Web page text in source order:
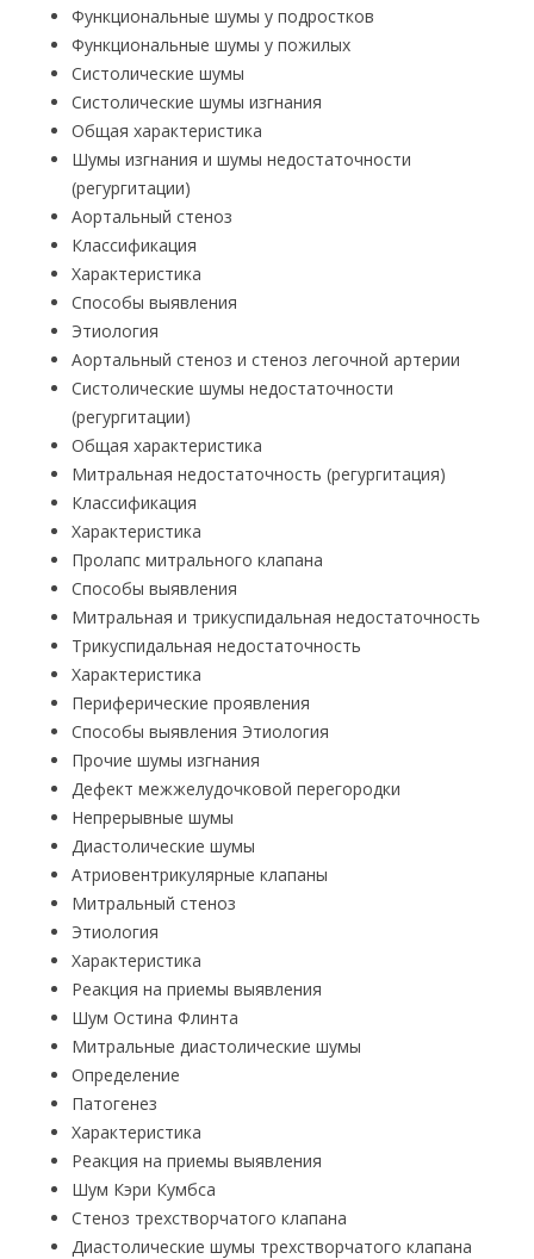
Функциональные шумы у подростков
Функциональные шумы у пожилых
Систолические шумы
Систолические шумы изгнания
Общая характеристика
Шумы изгнания и шумы недостаточности
(регургитации)
Аортальный стеноз
Классификация
Характеристика
Способы выявления
Этиология
Аортальный стеноз и стеноз легочной артерии
Систолические шумы недостаточности
(регургитации)
Общая характеристика
Митральная недостаточность (регургитация)
Классификация
Характеристика
Пролапс митрального клапана
Способы выявления
Митральная и трикуспидальная недостаточность
Трикуспидальная недостаточность
Характеристика
Периферические проявления
Способы выявления Этиология
Прочие шумы изгнания
Дефект межжелудочковой перегородки
Непрерывные шумы
Диастолические шумы
Атриовентрикулярные клапаны
Митральный стеноз
Этиология
Характеристика
Реакция на приемы выявления
Шум Остина Флинта
Митральные диастолические шумы
Определение
Патогенез
Характеристика
Реакция на приемы выявления
Шум Кэри Кумбса
Стеноз трехстворчатого клапана
Диастолические шумы трехстворчатого клапана